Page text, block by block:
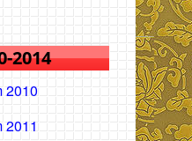
2014
2010
2011